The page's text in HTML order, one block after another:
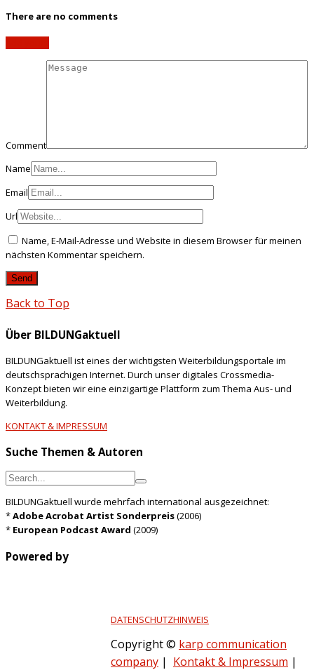
There are no comments
Comment
Name
Email
Url
Name, E-Mail-Adresse und Website in diesem Browser für meinen
nächsten Kommentar speichern.
Back to Top
Über BILDUNGaktuell
BILDUNGaktuell ist eines der wichtigsten Weiterbildungsportale im
deutschsprachigen Internet. Durch unser digitales Crossmedia-
Konzept bieten wir eine einzigartige Plattform zum Thema Aus- und
Weiterbildung.
KONTAKT & IMPRESSUM
Suche Themen & Autoren
BILDUNGaktuell wurde mehrfach international ausgezeichnet:
*Adobe Acrobat Artist Sonderpreis(2006)
* European Podcast Award (2009)
Powered by
DATENSCHUTZHINWEIS
Copyright © karp communication
company | Kontakt & Impressum |